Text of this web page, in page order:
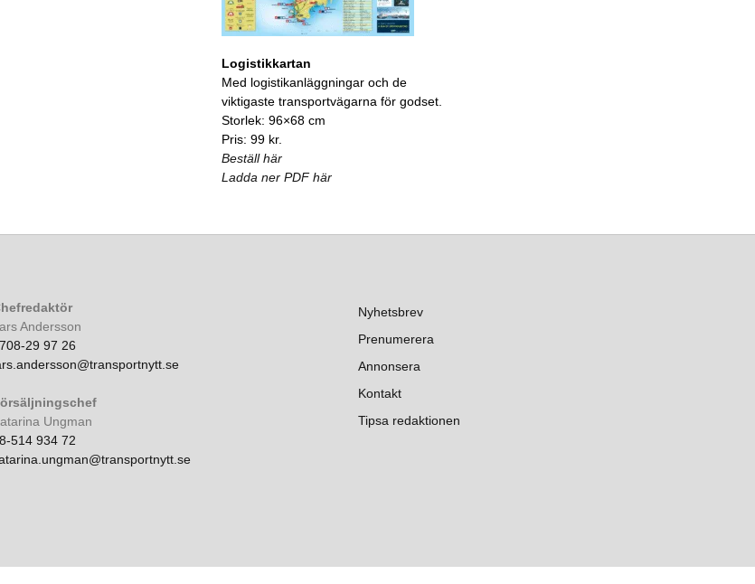
Logistikkartan
Med logistikanläggningar och de
viktigaste transportvägarna för godset.
Storlek: 96×68 cm
Pris: 99 kr.
Beställ här
Ladda ner PDF här
Andersson
29 97 26
Ungman
514 934 72
Nyhetsbrev
Prenumerera
Annonsera
Kontakt
Tipsa redaktionen